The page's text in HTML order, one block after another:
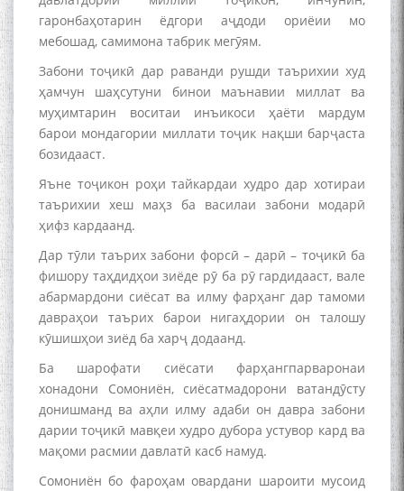
гаронбаҳотарин ёдгори аҷдоди ориёии мо
мебошад, самимона табрик мегӯям.
Забони тоҷикӣ дар раванди рушди таърихии худ
ҳамчун шаҳсутуни бинои маънавии миллат ва
муҳимтарин воситаи инъикоси ҳаёти мардум
барои мондагории миллати тоҷик нақши барҷаста
бозидааст.
Яъне тоҷикон роҳи тайкардаи худро дар хотираи
таърихии хеш маҳз ба василаи забони модарӣ
ҳифз кардаанд.
Дар тӯли таърих забони форсӣ – дарӣ – тоҷикӣ ба
фишору таҳдидҳои зиёде рӯ ба рӯ гардидааст, вале
абармардони сиёсат ва илму фарҳанг дар тамоми
давраҳои таърих барои нигаҳдории он талошу
кӯшишҳои зиёд ба харҷ додаанд.
Ба шарофати сиёсати фарҳангпарваронаи
хонадони Сомониён, сиёсатмадорони ватандӯсту
донишманд ва аҳли илму адаби он давра забони
дарии тоҷикӣ мавқеи худро дубора устувор кард ва
мақоми расмии давлатӣ касб намуд.
Сомониён бо фароҳам овардани шароити мусоид